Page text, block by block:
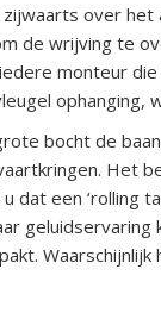
over
de wrijving te
monteur
ophanging,
bocht de
Het
dat een ‘rolling
geluidservaring
Waarschijnlijk